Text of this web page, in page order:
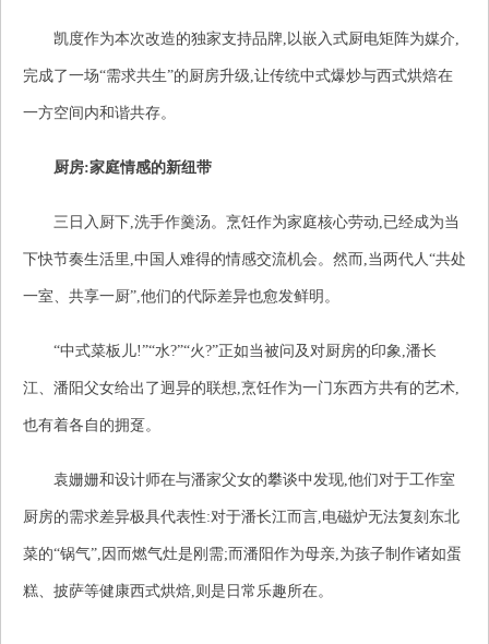
凯度作为本次改造的独家支持品牌,以嵌入式厨电矩阵为媒介,
完成了一场“需求共生”的厨房升级,让传统中式爆炒与西式烘焙在
一方空间内和谐共存。
厨房:家庭情感的新纽带
三日入厨下,洗手作羹汤。烹饪作为家庭核心劳动,已经成为当
下快节奏生活里,中国人难得的情感交流机会。然而,当两代人“共处
一室、共享一厨”,他们的代际差异也愈发鲜明。
“中式菜板儿!”“水?”“火?”正如当被问及对厨房的印象,潘长
江、潘阳父女给出了迥异的联想,烹饪作为一门东西方共有的艺术,
也有着各自的拥趸。
袁姗姗和设计师在与潘家父女的攀谈中发现,他们对于工作室
厨房的需求差异极具代表性:对于潘长江而言,电磁炉无法复刻东北
菜的“锅气”,因而燃气灶是刚需;而潘阳作为母亲,为孩子制作诸如蛋
糕、披萨等健康西式烘焙,则是日常乐趣所在。